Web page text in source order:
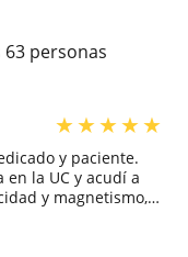
personas
★★★★★
y paciente.
la UC y acudí a
y magnetismo,
adelante el ramo.